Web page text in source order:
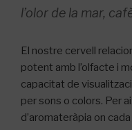
l’olor de la mar,
El nostre cervell
potent amb l’olfacte i
capacitat de
per sons o colors. Per
d’aromateràpia on